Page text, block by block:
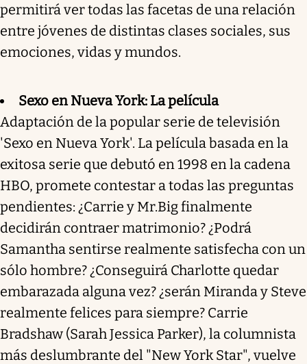
permitirá ver todas las facetas de una relación
entre jóvenes de distintas clases sociales, sus
emociones, vidas y mundos.
Sexo en Nueva York: La película
Adaptación de la popular serie de televisión
'Sexo en Nueva York'. La película basada en la
exitosa serie que debutó en 1998 en la cadena
HBO, promete contestar a todas las preguntas
pendientes: ¿Carrie y Mr.Big finalmente
decidirán contraer matrimonio? ¿Podrá
Samantha sentirse realmente satisfecha con un
sólo hombre? ¿Conseguirá Charlotte quedar
embarazada alguna vez? ¿serán Miranda y Steve
realmente felices para siempre? Carrie
Bradshaw (Sarah Jessica Parker), la columnista
más deslumbrante del "New York Star", vuelve